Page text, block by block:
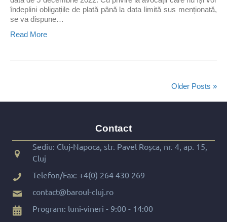
îndeplini obligațiile de plată până la data limită sus menționată,
se va dispune…
Read More
Older Posts »
Contact
Sediu: Cluj-Napoca, str. Pavel Roșca, nr. 4, ap. 15,
Cluj
Telefon/Fax: +4(0) 264 430 269
contact@baroul-cluj.ro
Program: luni-vineri - 9:00 - 14:00